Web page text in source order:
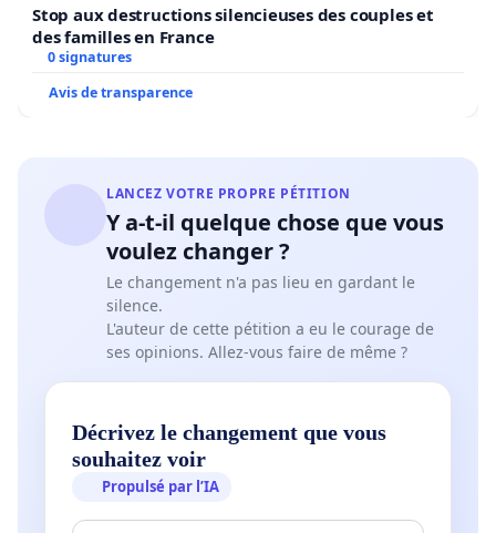
Stop aux destructions silencieuses des couples et
des familles en France
0 signatures
Avis de transparence
LANCEZ VOTRE PROPRE PÉTITION
Y a-t-il quelque chose que vous
voulez changer ?
Le changement n'a pas lieu en gardant le
silence.
L'auteur de cette pétition a eu le courage de
ses opinions. Allez-vous faire de même ?
Décrivez le changement que vous
souhaitez voir
Propulsé par l’IA